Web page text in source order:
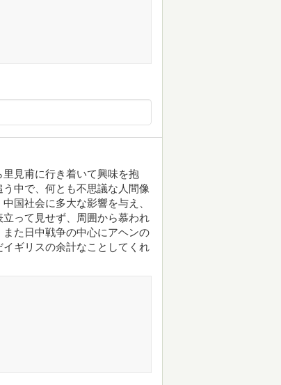
見甫に行き着いて興味を抱
中で、何とも不思議な人間像
国社会に多大な影響を与え、
って見せず、周囲から慕われ
た日中戦争の中心にアヘンの
ギリスの余計なことしてくれ